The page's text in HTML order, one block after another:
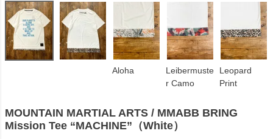
Aloha
Leibermuste
r Camo
Leopard
Print
MOUNTAIN MARTIAL ARTS / MMABB BRING
Mission Tee “MACHINE”（White）